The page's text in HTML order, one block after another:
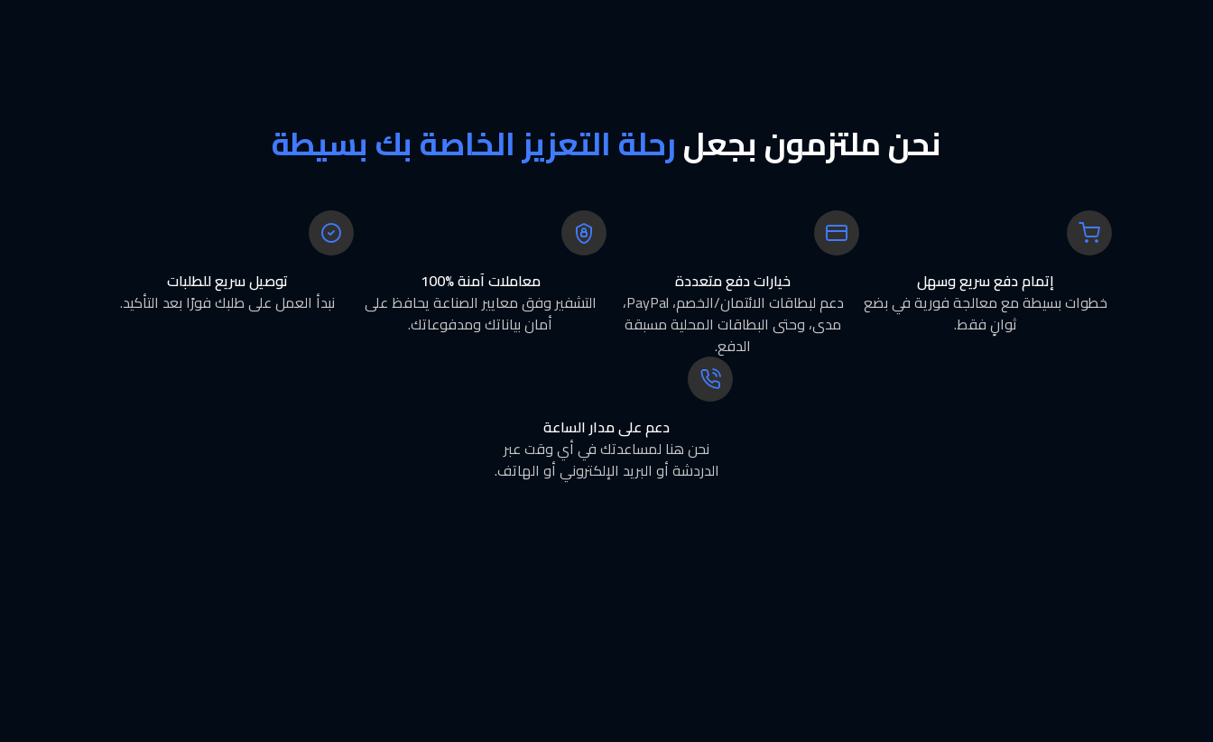
نحن ملتزمون بجعلرحلة التعزيز الخاصة بك بسيطة
إتمام دفع سريع وسهل
خطوات بسيطة مع معالجة فورية في بضع
ثوانٍ فقط.
خيارات دفع متعددة
دعم لبطاقات الائتمان/الخصم، PayPal،
مدى، وحتى البطاقات المحلية مسبقة
الدفع.
معاملات آمنة %100
التشفير وفق معايير الصناعة يحافظ على
أمان بياناتك ومدفوعاتك.
توصيل سريع للطلبات
نبدأ العمل على طلبك فورًا بعد التأكيد.
دعم على مدار الساعة
نحن هنا لمساعدتك في أي وقت عبر
الدردشة أو البريد الإلكتروني أو الهاتف.